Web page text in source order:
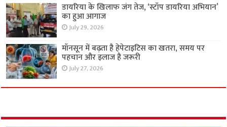
डायरिया के खिलाफ जंग तेज, ‘स्टॉप डायरिया अभियान’
का हुआ आगाज
July 29, 2026
मॉनसून में बढ़ता है हेपेटाइटिस का खतरा, समय पर
पहचान और इलाज है जरूरी
July 27, 2026